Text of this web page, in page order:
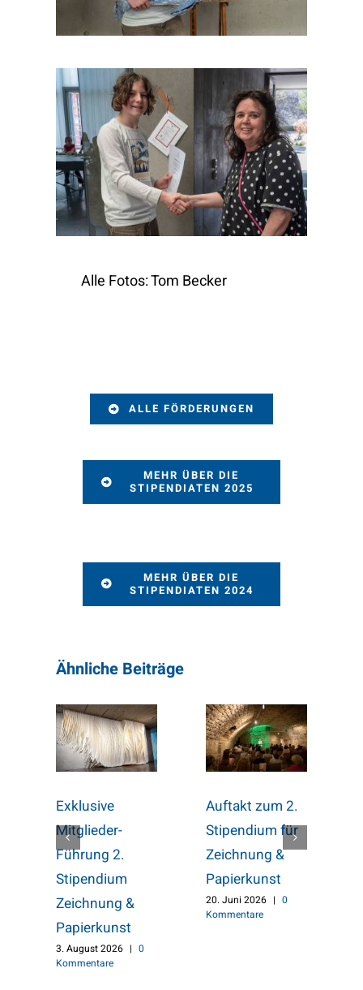
Alle Fotos: Tom Becker
ALLE FÖRDERUNGEN
MEHR ÜBER DIE
STIPENDIATEN 2025
MEHR ÜBER DIE
STIPENDIATEN 2024
Ähnliche Beiträge
Exklusive
Mitglieder-
Führung 2.
Stipendium
Zeichnung &
Papierkunst
3. August 2026 | 0
Kommentare
Auftakt zum 2.
Stipendium für
Zeichnung &
Papierkunst
20. Juni 2026 | 0
Kommentare